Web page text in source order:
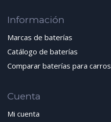
Información
Marcas de baterías
Catálogo de baterías
Comparar baterías para carros
Cuenta
Mi cuenta